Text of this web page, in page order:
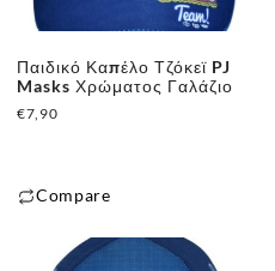
επιλογές
να
επιλεγούν
του
Παιδικό Καπέλο Τζόκεϊ PJ
Masks Χρώματος Γαλάζιο
€7,90
Compare